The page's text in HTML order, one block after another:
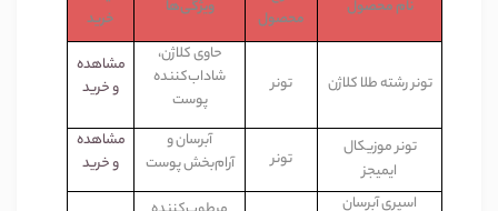
ناممحصول
محصول
ویژگی‌ها
خرید
تونر رشته طلا کلاژن تونر
حاوی کلاژن،
شاداب‌کننده
پوست
مشاهده
و خرید
تونر موزیکال
ایمیجز
تونر
آبرسان و
آرام‌بخش پوست
مشاهده
و خرید
اسپری آبرسان